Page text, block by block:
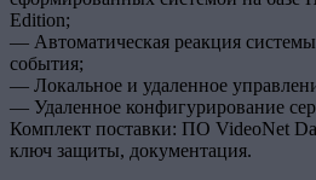
Edition;
— Автоматическая реакция
события;
— Локальное и удаленное
— Удаленное конфигурирование
Комплект поставки: ПО VideoNet
ключ защиты, документация.